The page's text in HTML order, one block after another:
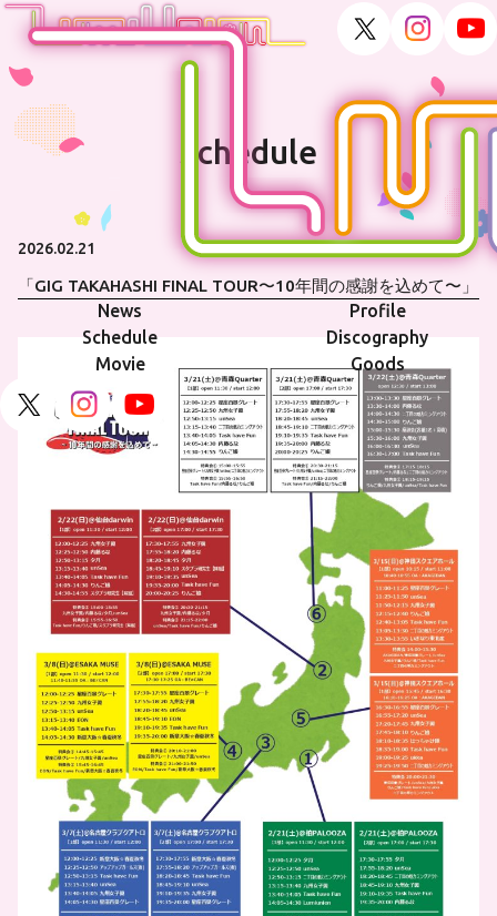
News
Profile
Schedule
Discography
Movie
Goods
Schedule
2026.02.21
「GIG TAKAHASHI FINAL TOUR〜10年間の感謝を込めて〜」